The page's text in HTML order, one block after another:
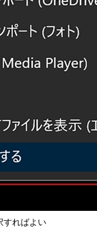
すればよい